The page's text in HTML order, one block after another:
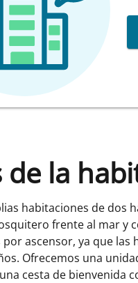
de la
habitaciones de dos
frente al mar y
por ascensor, ya que
Ofrecemos una
cesta de bienvenida